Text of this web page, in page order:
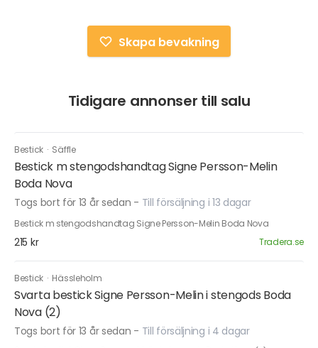
Skapa bevakning
Tidigare annonser till salu
Bestick · Säffle
Bestick m stengodshandtag Signe Persson-Melin
Boda Nova
Togs bort för 13 år sedan - Till försäljning i 13 dagar
Bestick m stengodshandtag Signe Persson-Melin Boda Nova
215 kr Tradera.se
Bestick · Hässleholm
Svarta bestick Signe Persson-Melin i stengods Boda
Nova (2)
Togs bort för 13 år sedan - Till försäljning i 4 dagar